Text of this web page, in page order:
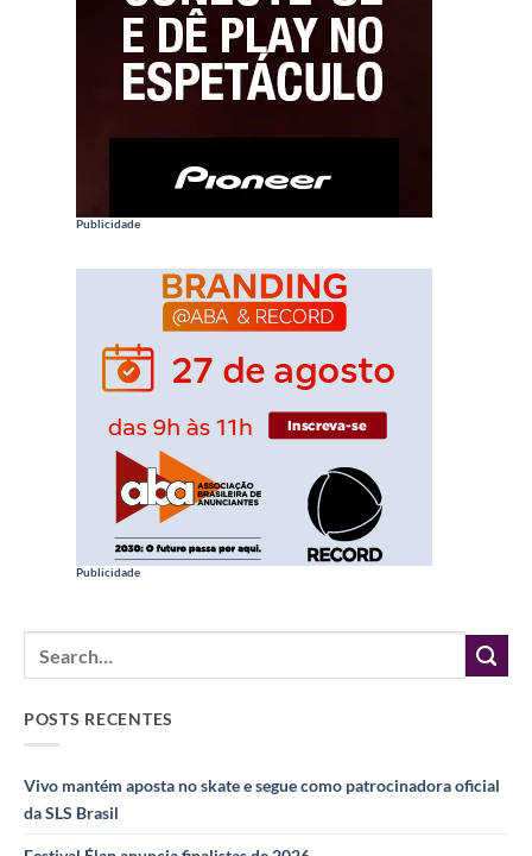
Publicidade
Publicidade
POSTS RECENTES
Vivo mantém aposta no skate e segue como patrocinadora oficial
da SLS Brasil